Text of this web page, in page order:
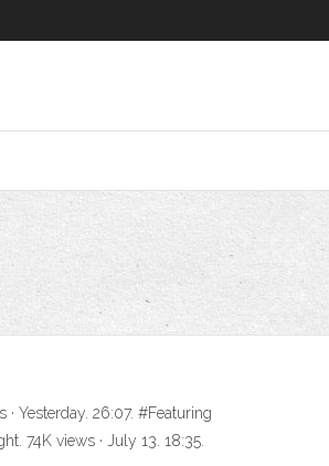
Yesterday. 26:07. #Featuring
74K views · July 13. 18:35.